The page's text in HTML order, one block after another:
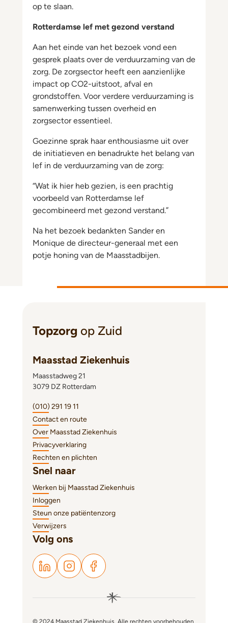
op te slaan.
Rotterdamse lef met gezond verstand
Aan het einde van het bezoek vond een
gesprek plaats over de verduurzaming van de
zorg. De zorgsector heeft een aanzienlijke
impact op CO2-uitstoot, afval en
grondstoffen. Voor verdere verduurzaming is
samenwerking tussen overheid en
zorgsector essentieel.
Goezinne sprak haar enthousiasme uit over
de initiatieven en benadrukte het belang van
lef in de verduurzaming van de zorg:
“Wat ik hier heb gezien, is een prachtig
voorbeeld van Rotterdamse lef
gecombineerd met gezond verstand.”
Na het bezoek bedankten Sander en
Monique de directeur-generaal met een
potje honing van de Maasstadbijen.
Topzorg op Zuid
Maasstad Ziekenhuis
Maasstadweg 21
3079 DZ Rotterdam
(010) 291 19 11
Contact en route
Over Maasstad Ziekenhuis
Privacyverklaring
Rechten en plichten
Snel naar
Werken bij Maasstad Ziekenhuis
Inloggen
Steun onze patiëntenzorg
Verwijzers
Volg ons
© 2024 Maasstad Ziekenhuis. Alle rechten voorbehouden.